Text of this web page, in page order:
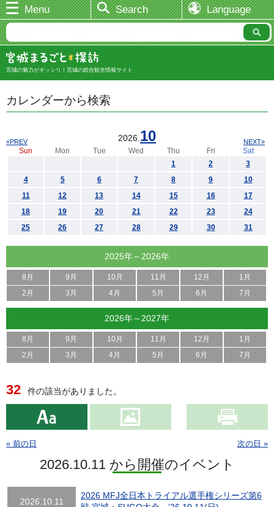
Menu Search Language
宮城の魅力がギッシリ！宮城の総合観光情報サイト
カレンダーから検索
2026. 10
«PREV NEXT»
Sun Mon Tue Wed Thu Fri
Sat
1
2
3
4
5 6 7 8 9
10
11
12 13 14 15 16
17
18
19 20 21 22 23
24
25
26 27 28 29 30 31
2025年～2026年
8月 9月 10月 11月 12月
1月
2月
3月 4月 5月 6月 7月
2026年～2027年
8月 9月 10月 11月 12月
1月
2月
3月 4月 5月 6月 7月
32 件の該当がありました。
« 前の日 次の日 »
2026.10.11 から開催のイベント
2026.10.11
2026 MFJ全日本トライアル選手権シリーズ第6